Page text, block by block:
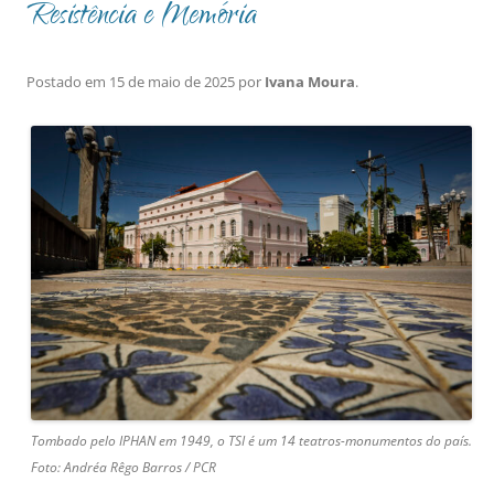
Resistência e Memória
Postado em 15 de maio de 2025 por Ivana Moura.
Tombado pelo IPHAN em 1949, o TSI é um 14 teatros-monumentos do país.
Foto: Andréa Rêgo Barros / PCR